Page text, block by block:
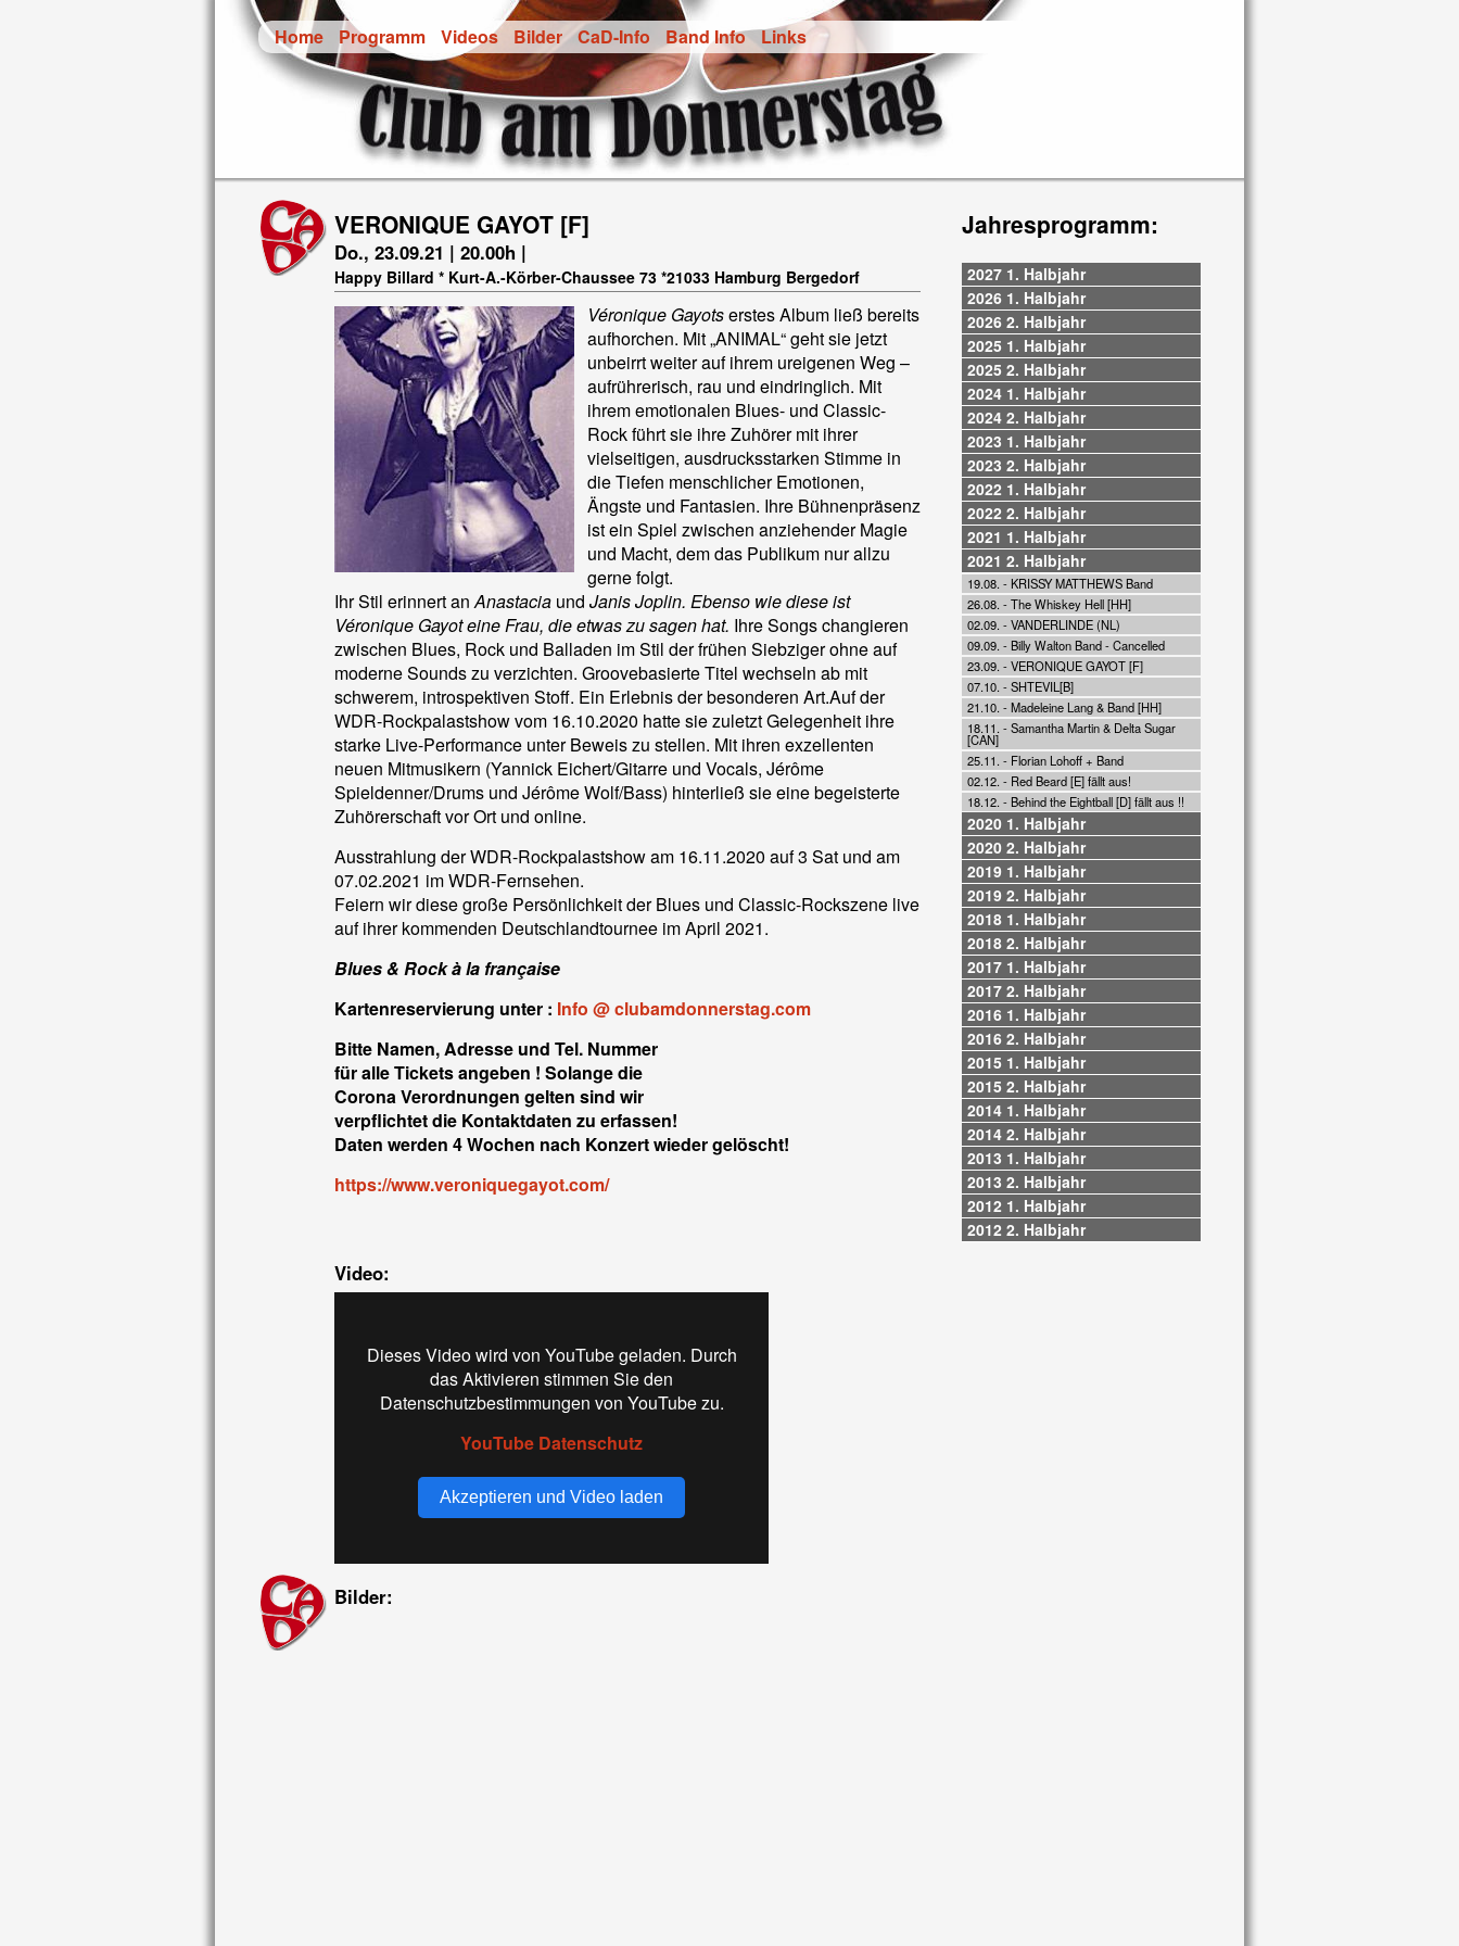
Home Programm Videos Bilder CaD-Info Band Info Links
VERONIQUE GAYOT [F]
Do., 23.09.21 | 20.00h |
Happy Billard * Kurt-A.-Körber-Chaussee 73 *21033 Hamburg Bergedorf
Véronique Gayotserstes Album ließ bereits
aufhorchen. Mit „ANIMAL“ geht sie jetzt
unbeirrt weiter auf ihrem ureigenen Weg –
aufrührerisch, rau und eindringlich. Mit
ihrem emotionalen Blues- und Classic-
Rock führt sie ihre Zuhörer mit ihrer
vielseitigen, ausdrucksstarken Stimme in
die Tiefen menschlicher Emotionen,
Ängste und Fantasien. Ihre Bühnenpräsenz
ist ein Spiel zwischen anziehender Magie
und Macht, dem das Publikum nur allzu
gerne folgt.
Ihr Stil erinnert anAnastacia und Janis Joplin. Ebenso wie diese ist
Véronique Gayot eine Frau, die etwas zu sagen hat. Ihre Songs changieren
zwischen Blues, Rock und Balladen im Stil der frühen Siebziger ohne auf
moderne Sounds zu verzichten. Groovebasierte Titel wechseln ab mit
schwerem, introspektiven Stoff. Ein Erlebnis der besonderen Art.Auf der
WDR-Rockpalastshow vom 16.10.2020 hatte sie zuletzt Gelegenheit ihre
starke Live-Performance unter Beweis zu stellen. Mit ihren exzellenten
neuen Mitmusikern (Yannick Eichert/Gitarre und Vocals, Jérôme
Spieldenner/Drums und Jérôme Wolf/Bass) hinterließ sie eine begeisterte
Zuhörerschaft vor Ort und online.
Ausstrahlung der WDR-Rockpalastshow am 16.11.2020 auf 3 Sat und am
07.02.2021 im WDR-Fernsehen.
Feiern wir diese große Persönlichkeit der Blues und Classic-Rockszene live
auf ihrer kommenden Deutschlandtournee im April 2021.
Blues & Rock à la française
Kartenreservierung unter : Info @ clubamdonnerstag.com
Bitte Namen, Adresse und Tel. Nummer
für alle Tickets angeben ! Solange die
Corona Verordnungen gelten sind wir
verpflichtet die Kontaktdaten zu erfassen!
Daten werden 4 Wochen nach Konzert wieder gelöscht!
https://www.veroniquegayot.com/
Video:
Dieses Video wird von YouTube geladen. Durch
das Aktivieren stimmen Sie den
Datenschutzbestimmungen von YouTube zu.
YouTube Datenschutz
Akzeptieren und Video laden
Bilder:
Jahresprogramm:
2027 1. Halbjahr
2026 1. Halbjahr
2026 2. Halbjahr
2025 1. Halbjahr
2025 2. Halbjahr
2024 1. Halbjahr
2024 2. Halbjahr
2023 1. Halbjahr
2023 2. Halbjahr
2022 1. Halbjahr
2022 2. Halbjahr
2021 1. Halbjahr
2021 2. Halbjahr
19.08. - KRISSY MATTHEWS Band
26.08. - The Whiskey Hell [HH]
02.09. - VANDERLINDE (NL)
09.09. - Billy Walton Band - Cancelled
23.09. - VERONIQUE GAYOT [F]
07.10. - SHTEVIL[B]
21.10. - Madeleine Lang & Band [HH]
18.11. - Samantha Martin & Delta Sugar
[CAN]
25.11. - Florian Lohoff + Band
02.12. - Red Beard [E] fällt aus!
18.12. - Behind the Eightball [D] fällt aus !!
2020 1. Halbjahr
2020 2. Halbjahr
2019 1. Halbjahr
2019 2. Halbjahr
2018 1. Halbjahr
2018 2. Halbjahr
2017 1. Halbjahr
2017 2. Halbjahr
2016 1. Halbjahr
2016 2. Halbjahr
2015 1. Halbjahr
2015 2. Halbjahr
2014 1. Halbjahr
2014 2. Halbjahr
2013 1. Halbjahr
2013 2. Halbjahr
2012 1. Halbjahr
2012 2. Halbjahr